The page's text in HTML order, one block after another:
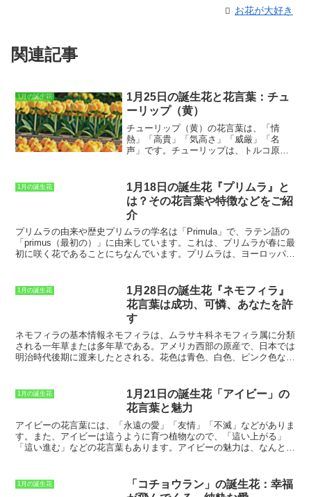
お花が大好き
関連記事
1月の誕生花
1月25日の誕生花と花言葉：チュ
ーリップ（黄）
チューリップ（黄）の花言葉は、「情
熱」「高貴」「気高さ」「威厳」「名
声」です。チューリップは、トルコ原産
す。チューリップの球根は、秋に植え付
け、春に花を咲かせます。チューリップ
は、花壇や鉢植えで栽培されることが多
いです。チューリップ（黄）の花言葉
は、その花の色に由来しています。黄色
は、太陽の色であり、情熱や高貴さを象
徴する色です。チューリップ（黄）の花
言葉は、その花の色に由来しています。
を象徴する色です。チューリップ（黄）
は、花束やアレンジメントにもよく使わ
れる花です。チューリップ（黄）の花束
やアレンジメントは、誕生日や記念日な
どの特別な日のお祝いに贈られることが
多いです。
1月の誕生花
1月18日の誕生花『プリムラ』と
は？その花言葉や特徴などをご紹
介
プリムラの由来や歴史 プリムラの学名は「Primula」で、ラテン語の
「primus（最初の）」に由来しています。これは、プリムラが春に最
初に咲く花であることにちなんでいます。プリムラは、ヨーロッパ原
ます。プリムラは、花の種類が豊富で、花の色や形も様々です。ま
た、耐寒性が強く、育てやすいことから、初心者にも人気の高い花で
1月の誕生花
1月28日の誕生花『ネモフィラ』
花言葉は成功、可憐、あなたを許
す
ネモフィラの基本情報ネモフィラは、ムラサキ科ネモフィラ属に分類
される一年草または多年草である。 アメリカ西部の原産で、日本では
明治時代後期に渡来したとされる。花色は青色、白色、ピンク色など
その美しい花色と可憐な姿から、花壇や鉢植えとして広く親しまれて
いる。育て方も簡単で、日当たりと水はけのよい場所で、よく水やり
をすればよく育つ。また、ネモフィラは、他の花との相性もよく、寄
せ植えや切り花としても楽しむことができる。
1月の誕生花
1月21日の誕生花「アイビー」の
花言葉と魅力
アイビーの花言葉には、「永遠の愛」「友情」「不滅」などがありま
す。また、アイビーは這うように育つ植物なので、「這い上がる」
「這い進む」などの花言葉もあります。アイビーの魅力は、なんとい
初心者でも簡単に育てることができます。這うように育つので、ハン
ギングバスケットや壁掛けプランターなどにすると、とてもおしゃれ
1月の誕生花
「コチョウラン」の誕生花：幸福